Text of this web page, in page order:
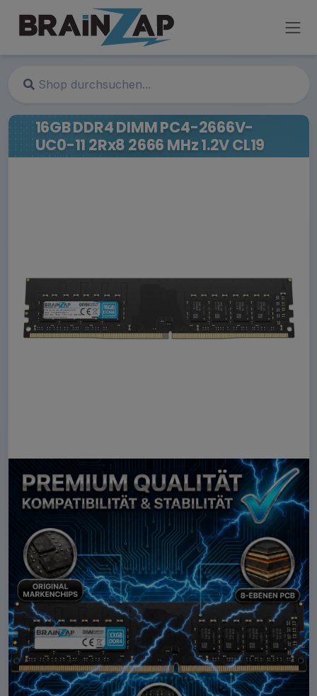
16GB DDR4 DIMM PC4-2666V-
UC0-11 2Rx8 2666 MHz 1.2V CL19